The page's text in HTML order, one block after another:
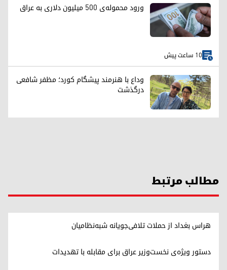
ورود محموله‌ی ۵۰۰ میلیون دلاری به عراق
10 ساعت پیش
وداع با هنرمند پیشگام کورد؛ مظفر شافعی
درگذشت
مطالب مرتبط
هراس بغداد از حملات تلافی‌جویانه شبه‌نظامیان
دستور ویژه‌ی نخست‌وزیر عراق برای مقابله با تهدیدات